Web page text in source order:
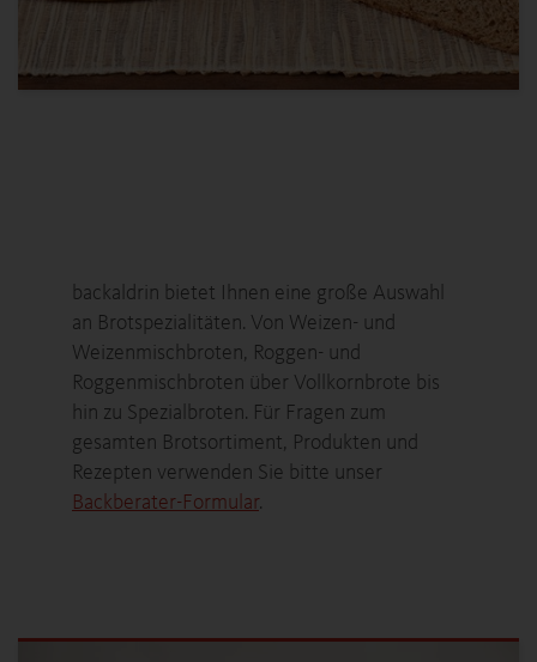
backaldrin bietet Ihnen eine große Auswahl
an Brotspezialitäten. Von Weizen- und
Weizenmischbroten, Roggen- und
Roggenmischbroten über Vollkornbrote bis
hin zu Spezialbroten. Für Fragen zum
gesamten Brotsortiment, Produkten und
Rezepten verwenden Sie bitte unser
Backberater-Formular.